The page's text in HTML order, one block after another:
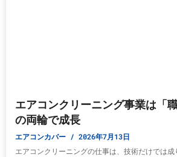
エアコンクリーニング事業は「
の両輪で成長
エアコンカバー 2026年7月13日
エアコンクリーニングの仕事は、技術だけでは